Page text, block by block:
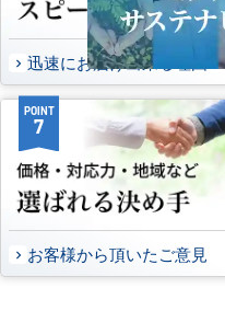
迅速にお届け出来る理由
POINT
7
お客様から頂いたご意見